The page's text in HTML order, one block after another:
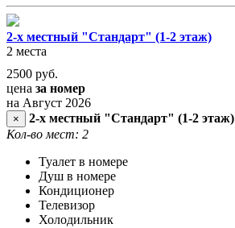
2-х местный "Стандарт" (1-2 этаж)
2 места
2500 руб.
цена за номер
на Август 2026
×
2-х местный "Стандарт" (1-2 этаж)
Кол-во мест: 2
Туалет в номере
Душ в номере
Кондиционер
Телевизор
Холодильник